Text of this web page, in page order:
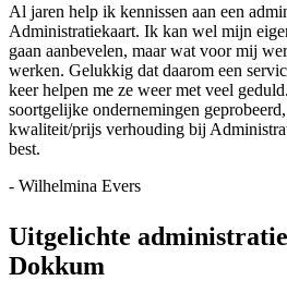
Al jaren help ik kennissen aan een
Administratiekaart. Ik kan wel mijn
gaan aanbevelen, maar wat voor mij
werken. Gelukkig dat daarom een
keer helpen me ze weer met veel
soortgelijke ondernemingen
kwaliteit/prijs verhouding bij
best.
- Wilhelmina Evers
Uitgelichte
Dokkum